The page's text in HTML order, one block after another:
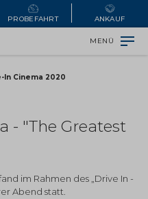
PROBEFAHRT ANKAUF
MENÜ
Cinema 2020
- "The Greatest
im Rahmen des „Drive In -
Abend statt.